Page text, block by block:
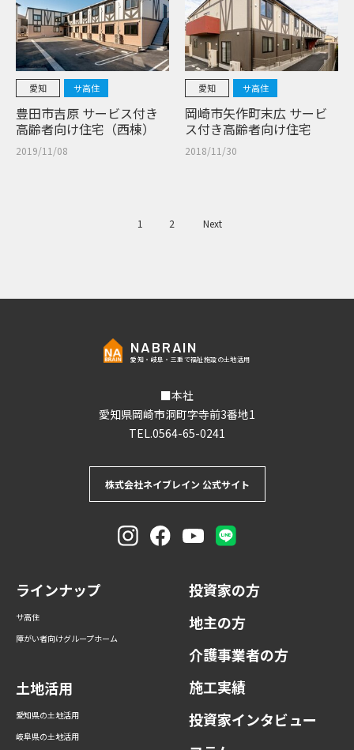
愛知 サ高住
豊田市吉原 サービス付き
高齢者向け住宅（西棟）
2019/11/08
愛知 サ高住
岡崎市矢作町末広 サービ
ス付き高齢者向け住宅
2018/11/30
1 2 Next
NABRAIN
愛知・岐阜・三重で福祉施設の土地活用
■本社
愛知県岡崎市洞町字寺前3番地1
TEL.0564-65-0241
株式会社ネイブレイン 公式サイト
ラインナップ
サ高住
障がい者向けグループホーム
土地活用
愛知県の土地活用
岐阜県の土地活用
投資家の方
地主の方
介護事業者の方
施工実績
投資家インタビュー